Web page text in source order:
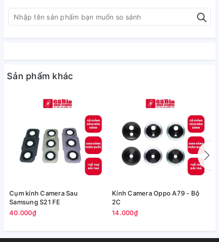
Sản phẩm khác
Cụm kính Camera Sau
Samsung S21 FE
40.000₫
Kính Camera Oppo A79 - Bộ
2C
14.000₫